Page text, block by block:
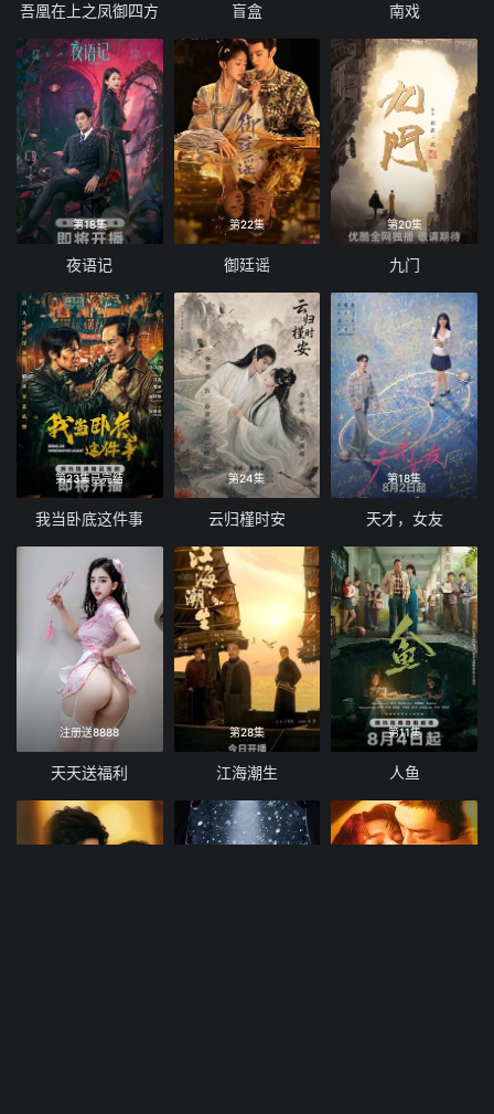
吾凰在上之凤御四方 盲盒 南戏
第18集
夜语记
第22集
御廷谣
第20集
九门
第23集已完结
我当卧底这件事
第24集
云归槿时安
第18集
天才，女友
注册送8888
天天送福利
第28集
江海潮生
第11集
人鱼